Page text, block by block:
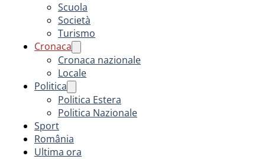
Scuola
Società
Turismo
Cronaca
Cronaca nazionale
Locale
Politica
Politica Estera
Politica Nazionale
Sport
România
Ultima ora